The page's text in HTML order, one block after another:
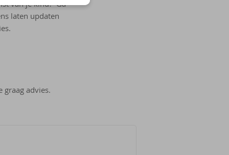
van je kind? Ga
laten updaten
graag advies.